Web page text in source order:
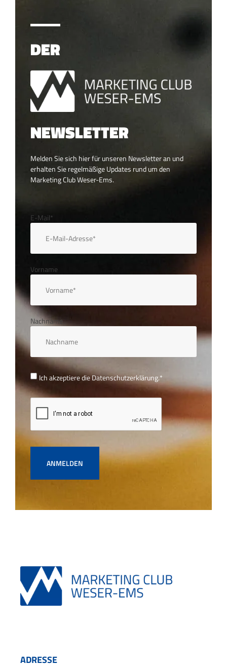
DER
NEWSLETTER
Melden Sie sich hier für unseren Newsletter an und
erhalten Sie regelmäßige Updates rund um den
Marketing Club Weser-Ems.
E-Mail*
Vorname
Nachname
Ich akzeptiere dieDatenschutzerklärung.*
ANMELDEN
ADRESSE